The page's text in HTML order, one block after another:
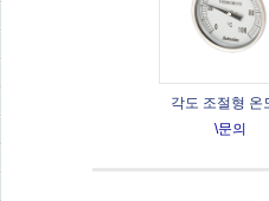
각도 조절형 온
\문의